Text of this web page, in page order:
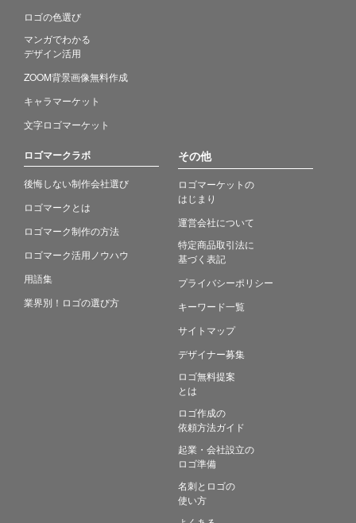
ロゴの色選び
マンガでわかる
デザイン活用
ZOOM背景画像無料作成
キャラマーケット
文字ロゴマーケット
ロゴマークラボ
後悔しない制作会社選び
ロゴマークとは
ロゴマーク制作の方法
ロゴマーク活用ノウハウ
用語集
業界別！ロゴの選び方
その他
ロゴマーケットの
はじまり
運営会社について
特定商品取引法に
基づく表記
プライバシーポリシー
キーワード一覧
サイトマップ
デザイナー募集
ロゴ無料提案
とは
ロゴ作成の
依頼方法ガイド
起業・会社設立の
ロゴ準備
名刺とロゴの
使い方